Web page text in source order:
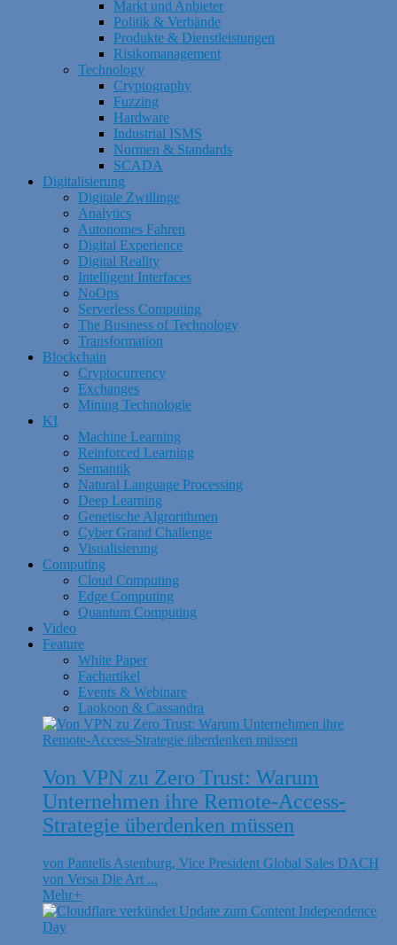
Markt und Anbieter
Politik & Verbände
Produkte & Dienstleistungen
Risikomanagement
Technology
Cryptography
Fuzzing
Hardware
Industrial ISMS
Normen & Standards
SCADA
Digitalisierung
Digitale Zwillinge
Analytics
Autonomes Fahren
Digital Experience
Digital Reality
Intelligent Interfaces
NoOps
Serverless Computing
The Business of Technology
Transformation
Blockchain
Cryptocurrency
Exchanges
Mining Technologie
KI
Machine Learning
Reinforced Learning
Semantik
Natural Language Processing
Deep Learning
Genetische Algrorithmen
Cyber Grand Challenge
Visualisierung
Computing
Cloud Computing
Edge Computing
Quantum Computing
Video
Feature
White Paper
Fachartikel
Events & Webinare
Laokoon & Cassandra
Von VPN zu Zero Trust: Warum
Unternehmen ihre Remote-Access-
Strategie überdenken müssen
von Pantelis Astenburg, Vice President Global Sales DACH
von Versa Die Art ...
Mehr+